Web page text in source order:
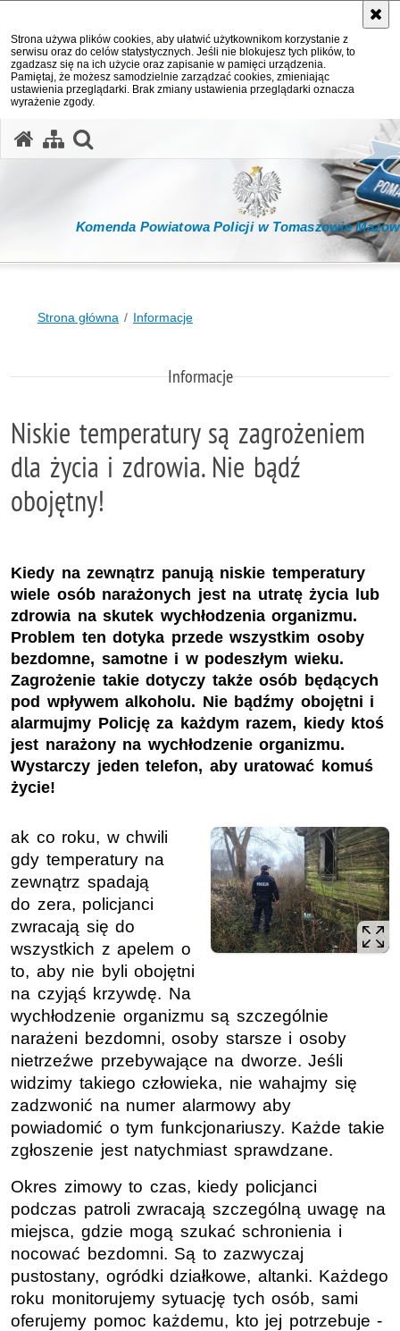
Strona używa plików cookies, aby ułatwić użytkownikom korzystanie z
serwisu oraz do celów statystycznych. Jeśli nie blokujesz tych plików, to
zgadzasz się na ich użycie oraz zapisanie w pamięci urządzenia.
Pamiętaj, że możesz samodzielnie zarządzać cookies, zmieniając
ustawienia przeglądarki. Brak zmiany ustawienia przeglądarki oznacza
wyrażenie zgody.
Komenda Powiatowa Policji w Tomaszowie
Strona główna Informacje
Informacje
Niskie temperatury są zagrożeniem
dla życia i zdrowia. Nie bądź
obojętny!
Kiedy na zewnątrz panują niskie temperatury
wiele osób narażonych jest na utratę życia lub
zdrowia na skutek wychłodzenia organizmu.
Problem ten dotyka przede wszystkim osoby
bezdomne, samotne i w podeszłym wieku.
Zagrożenie takie dotyczy także osób będących
pod wpływem alkoholu. Nie bądźmy obojętni i
alarmujmy Policję za każdym razem, kiedy ktoś
jest narażony na wychłodzenie organizmu.
Wystarczy jeden telefon, aby uratować komuś
życie!
ak co roku, w chwili
gdy temperatury na
zewnątrz spadają
do zera, policjanci
zwracają się do
wszystkich z apelem o
to, aby nie byli obojętni
na czyjąś krzywdę. Na
wychłodzenie organizmu są szczególnie
narażeni bezdomni, osoby starsze i osoby
nietrzeźwe przebywające na dworze. Jeśli
widzimy takiego człowieka, nie wahajmy się
zadzwonić na numer alarmowy aby
powiadomić o tym funkcjonariuszy. Każde takie
zgłoszenie jest natychmiast sprawdzane.
Okres zimowy to czas, kiedy policjanci
podczas patroli zwracają szczególną uwagę na
miejsca, gdzie mogą szukać schronienia i
nocować bezdomni. Są to zazwyczaj
pustostany, ogródki działkowe, altanki. Każdego
roku monitorujemy sytuację tych osób, sami
oferujemy pomoc każdemu, kto jej potrzebuje -